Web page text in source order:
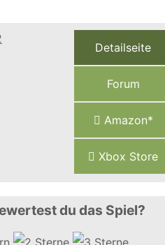
Detailseite
Forum
Amazon*
Xbox Store
du das Spiel?